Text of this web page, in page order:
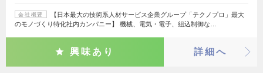
会社概要
【日本最大の技術系人材サービス企業グループ「テクノプロ」最大
のモノづくり特化社内カンパニー】 機械、電気・電子、組込制御な…
興味あり 詳細へ